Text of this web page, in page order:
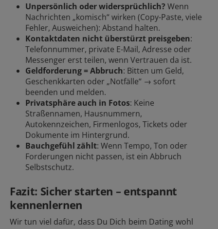
Unpersönlich oder widersprüchlich? Wenn
Nachrichten „komisch“ wirken (Copy-Paste, viele
Fehler, Ausweichen): Abstand halten.
Kontaktdaten nicht überstürzt preisgeben:
Telefonnummer, private E-Mail, Adresse oder
Messenger erst teilen, wenn Vertrauen da ist.
Geldforderung = Abbruch: Bitten um Geld,
Geschenkkarten oder „Notfälle“ → sofort
beenden und melden.
Privatsphäre auch in Fotos: Keine
Straßennamen, Hausnummern,
Autokennzeichen, Firmenlogos, Tickets oder
Dokumente im Hintergrund.
Bauchgefühl zählt: Wenn Tempo, Ton oder
Forderungen nicht passen, ist ein Abbruch
Selbstschutz.
Fazit: Sicher starten – entspannt
kennenlernen
Wir tun viel dafür, dass Du Dich beim Dating wohl